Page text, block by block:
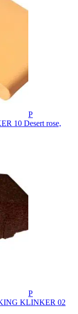
10 Desert rose,
KLINKER 02